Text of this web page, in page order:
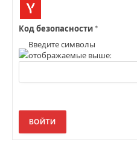
Код безопасности *
Введите символы
отображаемые выше:
ВОЙТИ